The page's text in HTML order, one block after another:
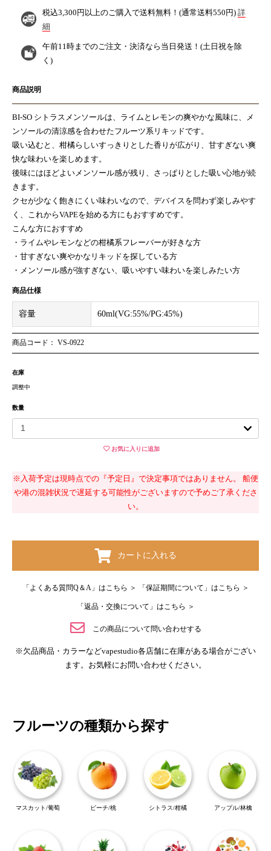
税込3,300円以上のご購入で送料無料！ (通常送料550円) 詳
細
午前11時までのご注文・決済なら 当日発送！ (土日祝を除
く)
商品説明
BI-SO シトラスメンソールは、ライムとレモンの爽やかな風味に、メ
ンソールの清涼感を合わせたフルーツ系リキッドです。
吸い込むと、柑橘らしいすっきりとした香りが広がり、甘すぎない爽
快な味わいを楽しめます。
後味にはほどよいメンソール感が残り、さっぱりとした吸い心地が続
きます。
クセが少なく飽きにくい味わいなので、デバイスを問わず楽しみやす
く、これからVAPEを始める方にもおすすめです。
こんな方におすすめ
・ライムやレモンなどの柑橘系フレーバーが好きな方
・甘すぎない爽やかなリキッドを探している方
・メンソール感が強すぎない、吸いやすい味わいを楽しみたい方
商品仕様
容量 60ml(VG:55%/PG:45%)
商品コード： VS-0922
在庫
調整中
数量
お気に入りに追加
※入荷予定は現時点での『予定日』で決定事項ではありません。 船便
や港の混雑状況で遅延する可能性がございますので予めご了承くださ
い。
カートに入れる
「よくある質問Q＆A」はこちら ＞ 「保証期間について」はこちら ＞
「返品・交換について」はこちら ＞
この商品について問い合わせする
※欠品商品・カラーなどvapestudio各店舗に在庫がある場合がござい
ます。お気軽にお問い合わせください。
フルーツの種類から探す
マスカット/葡萄 ピーチ/桃 シトラス/柑橘 アップル/林檎